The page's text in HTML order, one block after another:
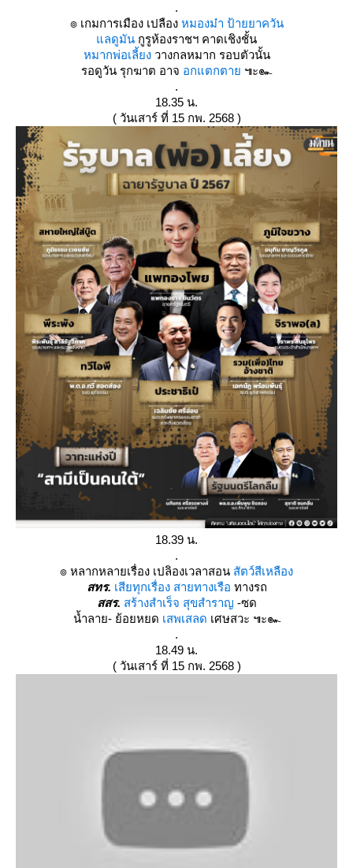
.
๏ เกมการเมือง เปลือง หมองม๋า ป้ายยาควัน
ลดูมัน กูรูห้องราชฯ คาดเชิงชั้น
หมากพ่อเลี้ยงวางกลหมาก รอบตัวนั้น
รอดูวัน รุกฆาต อาจ อกแตกตา ๚ะ๛
.
18.35 น.
( วันเสาร์ ที่ 15 กพ. 2568 )
18.39 น.
.
๏ หลากหลายเรื่อง เปลิองเวลาสอน สัตว์สีเหลือง
สทร. เสียทุกเรื่อง สายทางเรือ ทางรถ
สสร. สร้างสำเร็จ สุขสำราญ -ซด
น้ำลาย- ย้อยหยด เสพเสลด เศษสวะ ๚ะ๛
.
18.49 น.
( วันเสาร์ ที่ 15 กพ. 2568 )